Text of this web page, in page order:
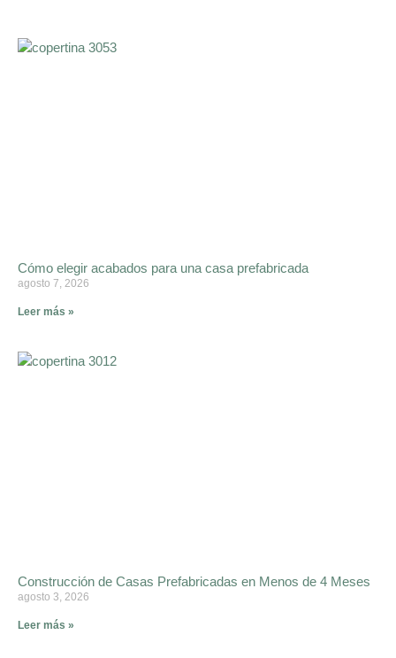
Cómo elegir acabados para una casa prefabricada
agosto 7, 2026
Leer más »
Construcción de Casas Prefabricadas en Menos de 4 Meses
agosto 3, 2026
Leer más »